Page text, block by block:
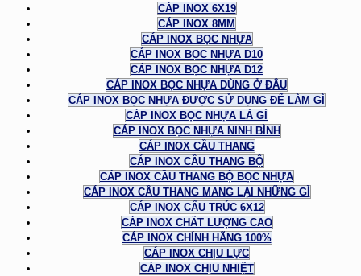
CÁP INOX 6X19
CÁP INOX 8MM
CÁP INOX BỌC NHỰA
CÁP INOX BỌC NHỰA D10
CÁP INOX BỌC NHỰA D12
CÁP INOX BỌC NHỰA DÙNG Ở ĐÂU
CÁP INOX BỌC NHỰA ĐƯỢC SỬ DỤNG ĐỂ LÀM GÌ
CÁP INOX BỌC NHỰA LÀ GÌ
CÁP INOX BỌC NHỰA NINH BÌNH
CÁP INOX CẦU THANG
CÁP INOX CẦU THANG BỘ
CÁP INOX CẦU THANG BỘ BỌC NHỰA
CÁP INOX CẦU THANG MANG LẠI NHỮNG GÌ
CÁP INOX CẤU TRÚC 6X12
CÁP INOX CHẤT LƯỢNG CAO
CÁP INOX CHÍNH HÃNG 100%
CÁP INOX CHỊU LỰC
CÁP INOX CHỊU NHIỆT